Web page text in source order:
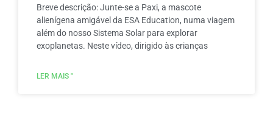
Breve descrição: Junte-se a Paxi, a mascote
alienígena amigável da ESA Education, numa viagem
além do nosso Sistema Solar para explorar
exoplanetas. Neste vídeo, dirigido às crianças
LER MAIS "